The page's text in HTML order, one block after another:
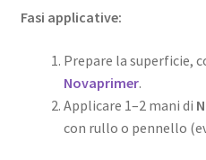
Fasi applicative:
Prepare la superficie,
Novaprimer.
Applicare 1–2 mani di
con rullo o pennello